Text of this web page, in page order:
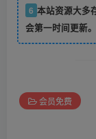
6 本站资源大多
会第一时间更新。
会员免费